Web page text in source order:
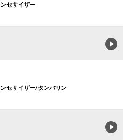
セサイザー
セサイザー/タンバリン